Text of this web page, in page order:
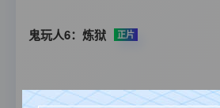
鬼玩人6：炼狱 正片
消失的人 正片